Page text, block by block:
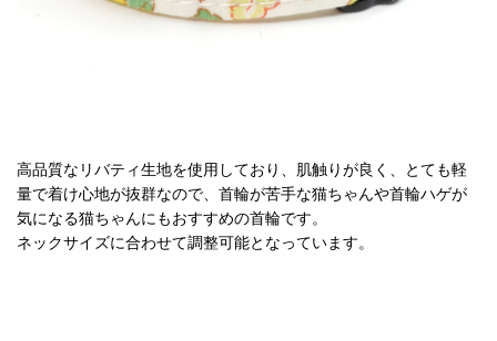
高品質なリバティ生地を使用しており、肌触りが良く、とても軽
量で着け心地が抜群なので、首輪が苦手な猫ちゃんや首輪ハゲが
気になる猫ちゃんにもおすすめの首輪です。
ネックサイズに合わせて調整可能となっています。